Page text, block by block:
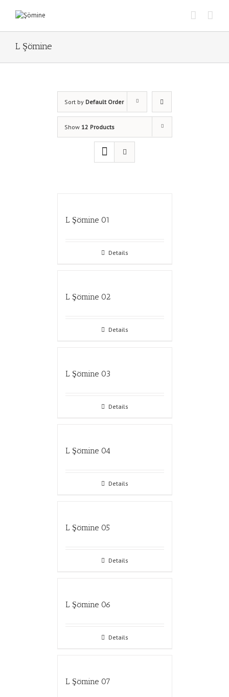
L Şömine
Sort by Default Order
Show 12 Products
L Şömine 01
Details
L Şömine 02
Details
L Şömine 03
Details
L Şömine 04
Details
L Şömine 05
Details
L Şömine 06
Details
L Şömine 07